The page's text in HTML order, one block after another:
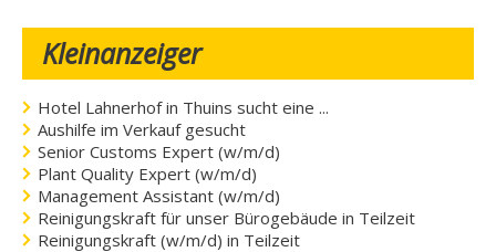
Kleinanzeiger
Hotel Lahnerhof in Thuins sucht eine ...
Aushilfe im Verkauf gesucht
Senior Customs Expert (w/m/d)
Plant Quality Expert (w/m/d)
Management Assistant (w/m/d)
Reinigungskraft für unser Bürogebäude in Teilzeit
Reinigungskraft (w/m/d) in Teilzeit